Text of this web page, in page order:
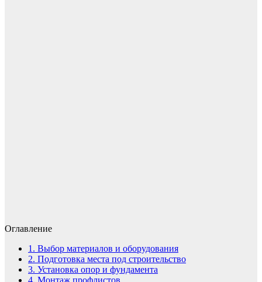
Оглавление
1. Выбор материалов и оборудования
2. Подготовка места под строительство
3. Установка опор и фундамента